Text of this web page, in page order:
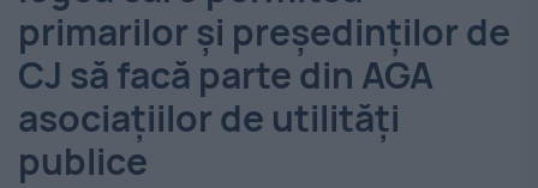
primarilor și președinților de
CJ să facă parte din AGA
asociațiilor de utilități
publice